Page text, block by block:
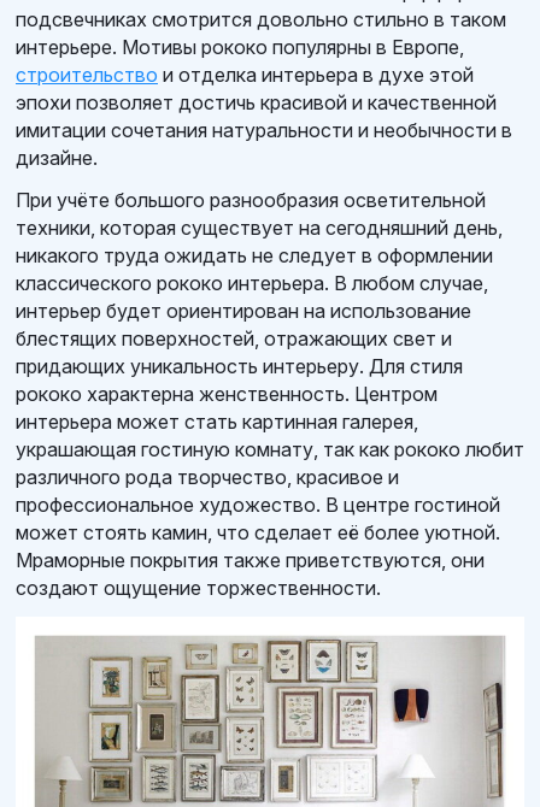
подсвечниках смотрится довольно стильно в таком
интерьере. Мотивы рококо популярны в Европе,
строительство и отделка интерьера в духе этой
эпохи позволяет достичь красивой и качественной
имитации сочетания натуральности и необычности в
дизайне.
При учёте большого разнообразия осветительной
техники, которая существует на сегодняшний день,
никакого труда ожидать не следует в оформлении
классического рококо интерьера. В любом случае,
интерьер будет ориентирован на использование
блестящих поверхностей, отражающих свет и
придающих уникальность интерьеру. Для стиля
рококо характерна женственность. Центром
интерьера может стать картинная галерея,
украшающая гостиную комнату, так как рококо любит
различного рода творчество, красивое и
профессиональное художество. В центре гостиной
может стоять камин, что сделает её более уютной.
Мраморные покрытия также приветствуются, они
создают ощущение торжественности.